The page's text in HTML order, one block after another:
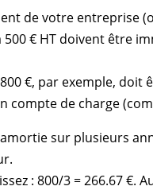
de votre entreprise
€ HT doivent être
€, par exemple,
compte de charge
sur plusieurs
: 800/3 = 266.67 €.